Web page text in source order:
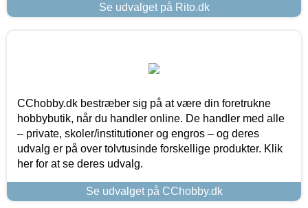
Se udvalget på Rito.dk
CChobby.dk bestræber sig på at være din foretrukne
hobbybutik, når du handler online. De handler med alle
– private, skoler/institutioner og engros – og deres
udvalg er på over tolvtusinde forskellige produkter. Klik
her for at se deres udvalg.
Se udvalget på CChobby.dk